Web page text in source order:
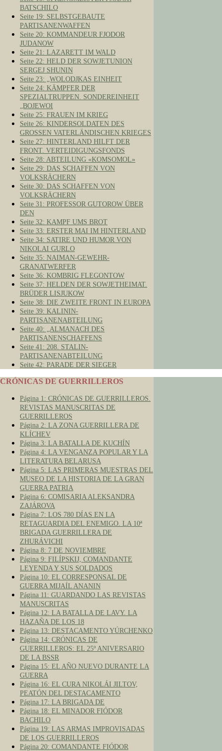
BATSCHILO
Seite 19: SELBSTGEBAUTE
PARTISANENWAFFEN
Seite 20: KOMMANDEUR FJODOR
JUDANOW
Seite 21: LAZARETT IM WALD
Seite 22: HELD DER SOWJETUNION
SERGEJ SHUNIN
Seite 23: „WOLODJKAS EINHEIT
Seite 24: KÄMPFER DER
SPEZIALTRUPPEN. SONDEREINHEIT
„BOJEWOI
Seite 25: FRAUEN IM KRIEG
Seite 26: KINDERSOLDATEN DES
GROSSEN VATERLÄNDISCHEN KRIEGES
Seite 27: HINTERLAND HILFT DER
FRONT. VERTEIDIGUNGSFONDS
Seite 28: ABTEILUNG «KOMSOMOL»
Seite 29: DAS SCHAFFEN VON
VOLKSRÄCHERN
Seite 30: DAS SCHAFFEN VON
VOLKSRÄCHERN
Seite 31: PROFESSOR GUTOROW ÜBER
DEN
Seite 32: KAMPF UMS BROT
Seite 33: ERSTER MAI IM HINTERLAND
Seite 34: SATIRE UND HUMOR VON
NIKOLAI GURLO
Seite 35: NAIMAN-GEWEHR-
GRANATWERFER
Seite 36: KOMBRIG FLEGONTOW
Seite 37: HELDEN DER SOWJETHEIMAT.
BRÜDER LISJUKOW
Seite 38: DIE ZWEITE FRONT IN EUROPA
Seite 39: KALININ-
PARTISANENABTEILUNG
Seite 40: „ALMANACH DES
PARTISANENSCHAFFENS
Seite 41: 208. STALIN-
PARTISANENABTEILUNG
Seite 42: PARADE DER SIEGER
CRÓNICAS DE GUERRILLEROS
Página 1: CRÓNICAS DE GUERRILLEROS.
REVISTAS MANUSCRITAS DE
GUERRILLEROS
Página 2: LA ZONA GUERRILLERA DE
KLÍCHEV
Página 3: LA BATALLA DE KUCHÍN
Página 4: LA VENGANZA POPULAR Y LA
LITERATURA BELARUSA
Página 5: LAS PRIMERAS MUESTRAS DEL
MUSEO DE LA HISTORIA DE LA GRAN
GUERRA PATRIA
Página 6: COMISARIA ALEKSANDRA
ZAJÁROVA
Página 7: LOS 780 DÍAS EN LA
RETAGUARDIA DEL ENEMIGO. LA 10ª
BRIGADA GUERRILLERA DE
ZHURÁVICHI
Página 8: 7 DE NOVIEMBRE
Página 9: FILÍPSKIJ, COMANDANTE
LEYENDA Y SUS SOLDADOS
Página 10: EL CORRESPONSAL DE
GUERRA MIJAÍL ANANIN
Página 11: GUARDANDO LAS REVISTAS
MANUSCRITAS
Página 12: LA BATALLA DE LAVY. LA
HAZAÑA DE LOS 18
Página 13: DESTACAMENTO YÚRCHENKO
Página 14: CRÓNICAS DE
GUERRILLEROS: EL 25º ANIVERSARIO
DE LA BSSR
Página 15: EL AÑO NUEVO DURANTE LA
GUERRA
Página 16: EL CURA NIKOLÁI JILTOV,
PEATÓN DEL DESTACAMENTO
Página 17: LA BRIGADA DE
Página 18: EL MINADOR FIÓDOR
BACHILO
Página 19: LAS ARMAS IMPROVISADAS
DE LOS GUERRILLEROS
Página 20: COMANDANTE FIÓDOR